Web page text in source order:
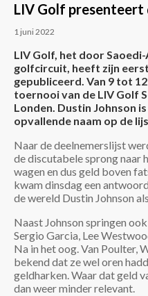
LIV Golf presenteert
1 juni 2022
LIV Golf, het door
golfcircuit, heeft zijn
gepubliceerd. Van 9 tot
toernooi van de LIV Golf
Londen. Dustin Johnson
opvallende naam op de
Naar de deelnemerslijst
de discutabele sprong naar
wagen en dus geld boven
kwam dinsdag een
de wereld Dustin Johnson
Naast Johnson springen
Sergio Garcia, Lee
Na in het oog. Van Poulter,
bekend dat ze wel oren
geldharken. Waar dat geld
dan weer minder relevant.